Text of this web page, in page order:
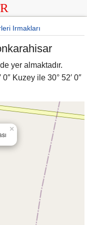
Irmakları
yer almaktadır.
Kuzey ile 30° 52′ 0″
×